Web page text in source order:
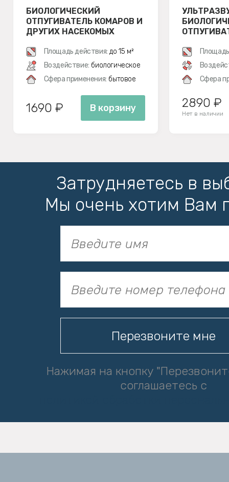
БИОЛОГИЧЕСКИЙ
ОТПУГИВАТЕЛЬ КОМАРОВ И
ДРУГИХ НАСЕКОМЫХ
Площадь действия: до 15 м²
Воздействие: биологическое
Сфера применения: бытовое
1690 ₽ В корзину
Сфера
2890 ₽
Нет в наличии
Затрудняетесь в
Мы очень хотим Вам
Нажимая на кнопку
соглашаетесь с